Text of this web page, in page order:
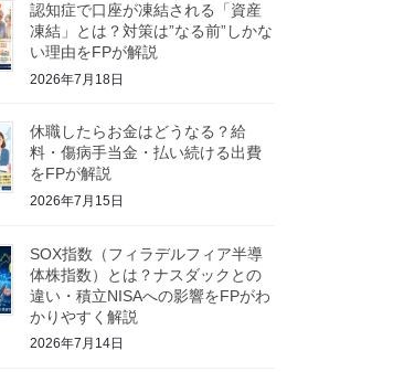
認知症で口座が凍結される「資産
凍結」とは？対策は”なる前”しかな
い理由をFPが解説
2026年7月18日
休職したらお金はどうなる？給
料・傷病手当金・払い続ける出費
をFPが解説
2026年7月15日
SOX指数（フィラデルフィア半導
体株指数）とは？ナスダックとの
違い・積立NISAへの影響をFPがわ
かりやすく解説
2026年7月14日